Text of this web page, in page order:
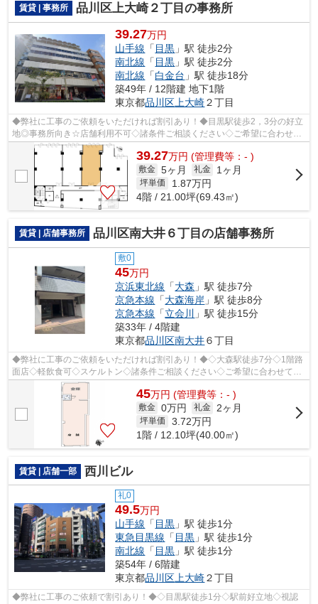
賃貸 | 事務所 品川区上大崎２丁目の事務所
39.27万円
山手線 「 目黒 」駅 徒歩2分
南北線 「 目黒 」駅 徒歩2分
南北線 「白金台 」駅 徒歩18分
築49年 / 12階建 地下1階
東京都品川区 上大崎２丁目
◆弊社に工事のご依頼をいただければ割引あり！◆目黒駅徒歩2，3分の好立
地◎事務所向き☆店舗利用不可◇諸条件ご相談ください◇ご希望に合わせて
物件のご提案が可能です◇お気軽にお問い合わ...
39.27万円 (管理費等：- )
敷金 5ヶ月 礼金 1ヶ月
坪単価 1.87万円
4階 / 21.00坪(69.43㎡)
賃貸 | 店舗事務所 品川区南大井６丁目の店舗事務所
敷0
45万円
京浜東北線 「大森 」駅 徒歩7分
京急本線 「大森海岸 」駅 徒歩8分
京急本線 「立会川
」駅 徒歩15分
築33年 / 4階建
東京都品川区南大井６丁目
◆弊社に工事のご依頼をいただければ割引あり！◆◇大森駅徒歩7分◇1階路
面店◇軽飲食可◇スケルトン◇諸条件ご相談ください◇ご希望に合わせて物
件のご提案が可能です◇お気軽にお問い合わせく...
45万円 (管理費等：- )
敷金 0万円 礼金 2ヶ月
坪単価 3.72万円
1階 / 12.10坪(40.00㎡)
賃貸 | 店舗一部 西川ビル
礼0
49.5万円
山手線 「 目黒 」駅 徒歩1分
東急目黒線 「 目黒 」駅 徒歩1分
南北線 「 目黒 」駅 徒歩1分
築54年 / 6階建
東京都品川区上大崎２丁目
◆弊社に工事のご依頼で割引あり！◆◇目黒駅徒歩1分◇駅前好立地◇視認